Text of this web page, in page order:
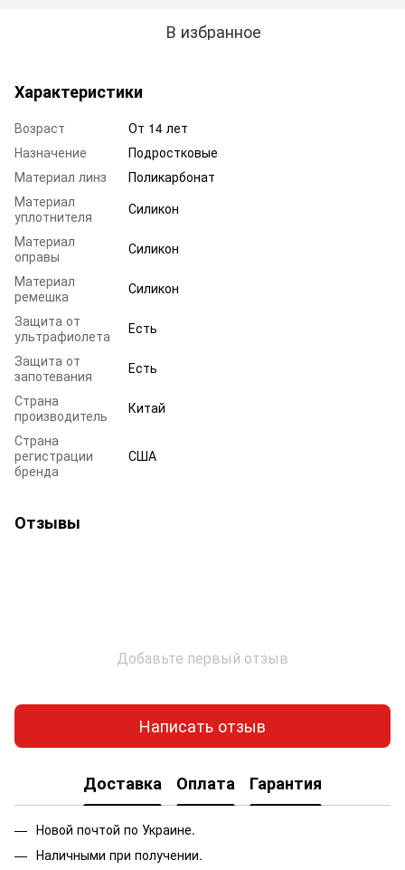
В избранное
Характеристики
Возраст
От 14 лет
Назначение
Подростковые
Материал линз
Поликарбонат
Материал
уплотнителя
Силикон
Материал
оправы
Силикон
Материал
ремешка
Силикон
Защита от
ультрафиолета
Есть
Защита от
запотевания
Есть
Страна
производитель
Китай
Страна
регистрации
бренда
США
Отзывы
Добавьте первый отзыв
Написать отзыв
Доставка Оплата Гарантия
Новой почтой по Украине.
Наличными при получении.